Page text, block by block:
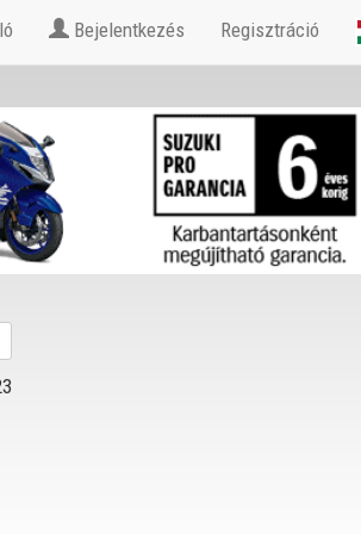
Bejelentkezés Regisztráció